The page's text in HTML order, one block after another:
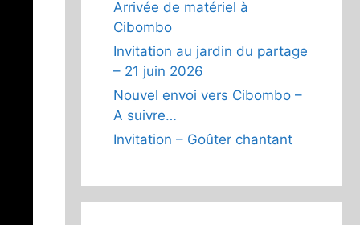
Arrivée de matériel à
Cibombo
Invitation au jardin du partage
– 21 juin 2026
Nouvel envoi vers Cibombo –
A suivre…
Invitation – Goûter chantant